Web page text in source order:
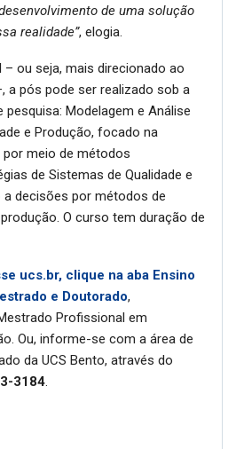
de uma solução
realidade”, elogia.
ou seja, mais direcionado ao
a pós pode ser realizado sob a
pesquisa: Modelagem e Análise
e Produção, focado na
meio de métodos
de Sistemas de Qualidade e
a decisões por métodos de
O curso tem duração de
ucs.br, clique na aba Ensino
e Doutorado,
Profissional em
Ou, informe-se com a área de
da UCS Bento, através do
3184.